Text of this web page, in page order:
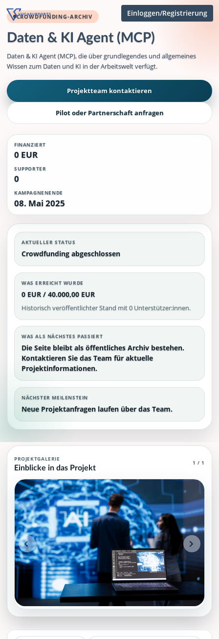
Einloggen/Registrierung
CROWDFUNDING-ARCHIV
Daten & KI Agent (MCP)
Daten & KI Agent (MCP), die über grundlegendes und allgemeines
Wissen zum Daten und KI in der Arbeitswelt verfügt.
Projektteam kontaktieren
Pilot oder Partnerschaft anfragen
FINANZIERT
0 EUR
SUPPORTER
0
KAMPAGNENENDE
08. Mai 2025
AKTUELLER STATUS
Crowdfunding abgeschlossen
WAS ERREICHT WURDE
0 EUR / 40.000,00 EUR
Historisch veröffentlichter Stand mit 0 Unterstützer:innen.
WAS ALS NÄCHSTES PASSIERT
Die Seite bleibt als öffentliches Archiv bestehen.
Kontaktieren Sie das Team für aktuelle
Projektinformationen.
NÄCHSTER MEILENSTEIN
Neue Projektanfragen laufen über das Team.
Daten & KI Agent (MCP)
Daten & KI Agent (MCP), die über grundlegendes und
Projektteam: SupraTix GmbH.
Historischer Finanzierungsstand: 0 EUR von 40.000,00 EUR.
Unterstützer:innen: 0. Erreicht: 0 Prozent.
Historisch veröffentlichte Unterstützungsoptionen: 4.
Aktiver Seitenabschnitt: information.
Qualitätssicherung: Kanonische URL, Robots-Angaben,
PROJEKTGALERIE
Einblicke in das Projekt 1 / 1